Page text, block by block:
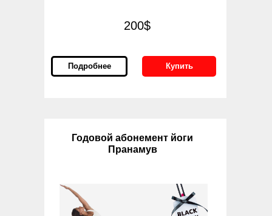
200$
Подробнее Купить
Годовой абонемент йоги
Пранамув